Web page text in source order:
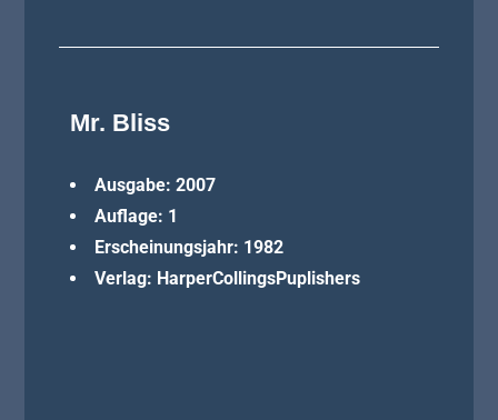
Mr. Bliss
Ausgabe: 2007
Auflage: 1
Erscheinungsjahr: 1982
Verlag: HarperCollingsPuplishers